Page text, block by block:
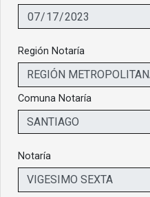
Región Notaría
Comuna Notaría
Notaría